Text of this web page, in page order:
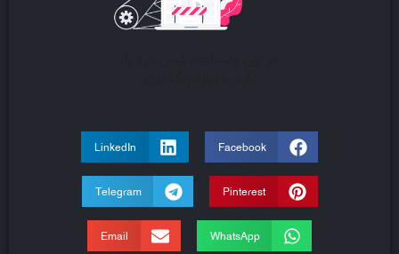
Facebook
LinkedIn
Pinterest
Telegram
WhatsApp
Email